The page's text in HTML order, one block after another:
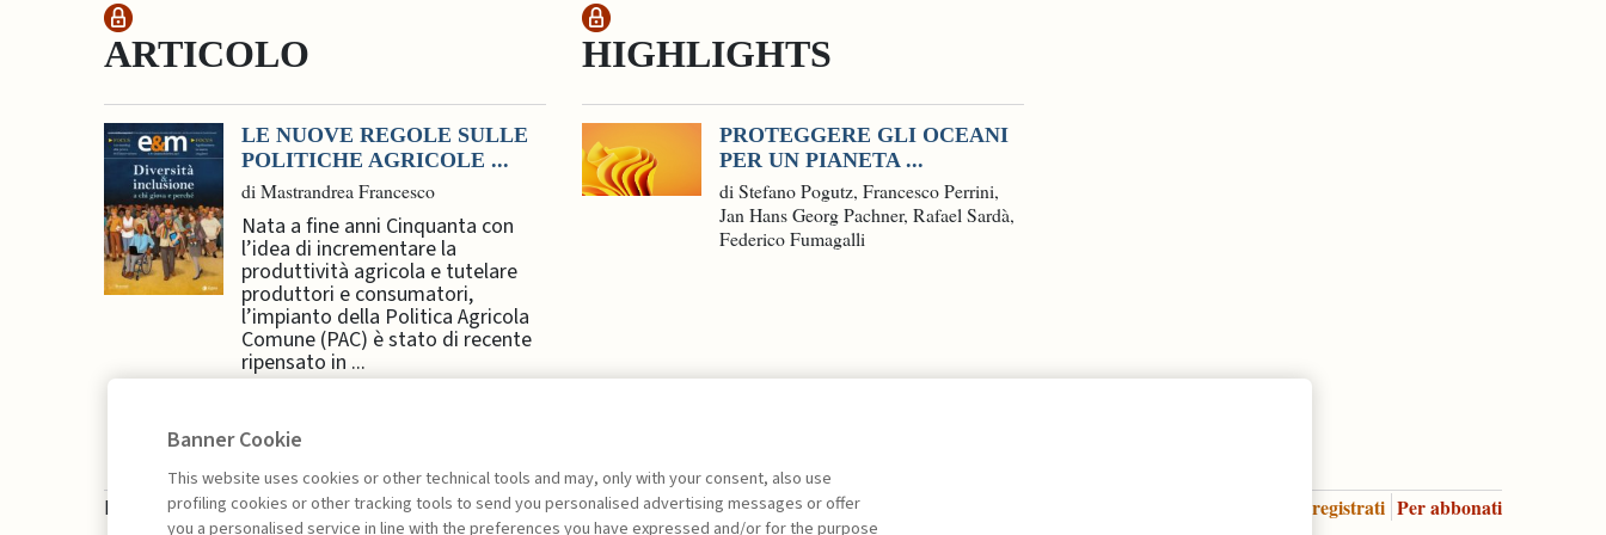
ARTICOLO
LE NUOVE REGOLE SULLE
POLITICHE AGRICOLE ...
di Mastrandrea Francesco
Nata a fine anni Cinquanta con
l’idea di incrementare la
produttività agricola e tutelare
produttori e consumatori,
l’impianto della Politica Agricola
Comune (PAC) è stato di recente
ripensato in ...
HIGHLIGHTS
PROTEGGERE GLI OCEANI
PER UN PIANETA ...
di Stefano Pogutz, Francesco Perrini,
Jan Hans Georg Pachner, Rafael Sardà,
Federico Fumagalli
La consultazione dei libri è riservata esclusivamente agli abbonati Premium Per registrati Per abbonati
Banner Cookie
This website uses cookies or other technical tools and may, only with your consent, also use
profiling cookies or other tracking tools to send you personalised advertising messages or offer
you a personalised service in line with the preferences you have expressed and/or for the purpose